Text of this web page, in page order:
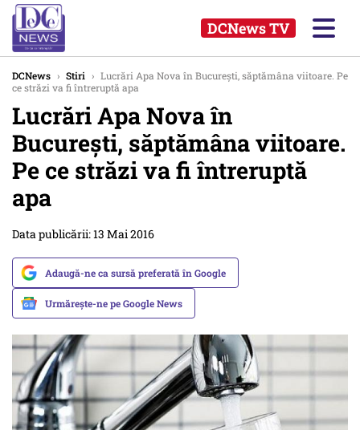
DCNews TV
DCNews › Stiri › Lucrări Apa Nova în București, săptămâna viitoare. Pe
ce străzi va fi întreruptă apa
Lucrări Apa Nova în
București, săptămâna viitoare.
Pe ce străzi va fi întreruptă
apa
Data publicării: 13 Mai 2016
Adaugă-ne ca sursă preferată în Google
Urmărește-ne pe Google News